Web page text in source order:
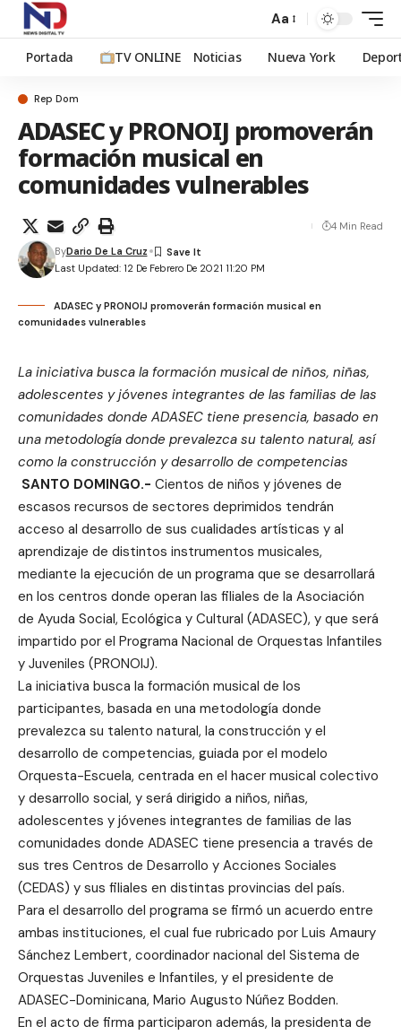
Aa
Portada TV ONLINE Noticias Nueva York
Rep Dom
ADASEC y PRONOIJ promoverán
formación musical en
comunidades vulnerables
Last Updated: 12 De Febrero De 2021 11:20 PM
ByDario De La Cruz
4 Min Read
ADASEC y PRONOIJ promoverán formación musical en
comunidades vulnerables
La iniciativa busca la formación musical de niños, niñas,
adolescentes y jóvenes integrantes de las familias de las
comunidades donde ADASEC tiene presencia, basado en
una metodología donde prevalezca su talento natural, así
como la construcción y desarrollo de competencias
SANTO DOMINGO.- Cientos de niños y jóvenes de
escasos recursos de sectores deprimidos tendrán
acceso al desarrollo de sus cualidades artísticas y al
aprendizaje de distintos instrumentos musicales,
mediante la ejecución de un programa que se desarrollará
en los centros donde operan las filiales de la Asociación
de Ayuda Social, Ecológica y Cultural (ADASEC), y que será
impartido por el Programa Nacional de Orquestas Infantiles
y Juveniles (PRONOIJ).
La iniciativa busca la formación musical de los
participantes, basada en una metodología donde
prevalezca su talento natural, la construcción y el
desarrollo de competencias, guiada por el modelo
Orquesta-Escuela, centrada en el hacer musical colectivo
y desarrollo social, y será dirigido a niños, niñas,
adolescentes y jóvenes integrantes de familias de las
comunidades donde ADASEC tiene presencia a través de
sus tres Centros de Desarrollo y Acciones Sociales
(CEDAS) y sus filiales en distintas provincias del país.
Para el desarrollo del programa se firmó un acuerdo entre
ambas instituciones, el cual fue rubricado por Luis Amaury
Sánchez Lembert, coordinador nacional del Sistema de
Orquestas Juveniles e Infantiles, y el presidente de
ADASEC-Dominicana, Mario Augusto Núñez Bodden.
En el acto de firma participaron además, la presidenta de